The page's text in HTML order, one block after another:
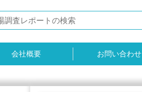
会社概要 お問い合わせ